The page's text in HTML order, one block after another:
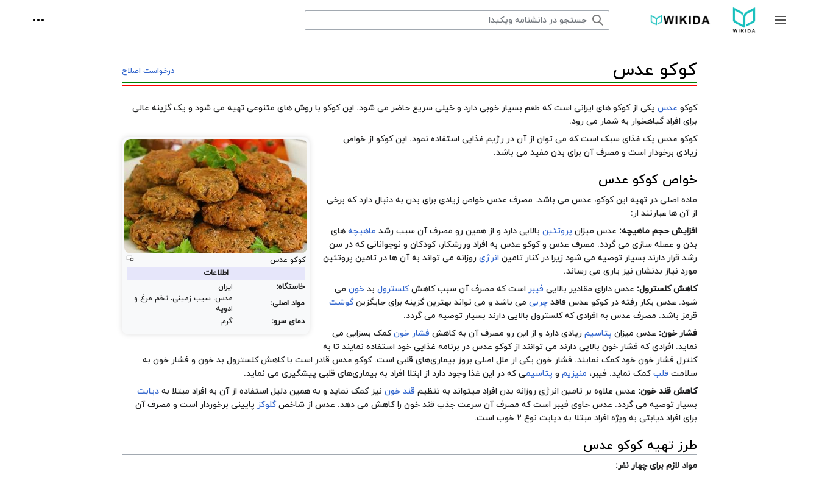
جمع و باز کردن نوار کناری ابزارهای
درخواست اصلاح کوکو عدس
کوکو عدس یکی از کوکو های ایرانی است که طعم بسیار خوبی دارد و خیلی سریع حاضر می شود. این کوکو با روش های متنوعی تهیه می شود و یک گزینه عالی
برای افراد گیاهخوار به شمار می رود.
کوکو عدس
اطلاعات
خاستگاه:
ایران
مواد اصلی:
عدس، سیب زمینی، تخم مرغ و
ادویه
دمای سرو:
گرم
کوکو عدس یک غذای سبک است که می توان از آن در رژیم غذایی استفاده نمود. این کوکو از خواص
زیادی برخودار است و مصرف آن برای بدن مفید می باشد.
خواص کوکو عدس
ماده اصلی در تهیه این کوکو، عدس می باشد. مصرف عدس خواص زیادی برای بدن به دنبال دارد که برخی
از آن ها عبارتند از:
افزایش حجم ماهیچه: عدس میزان پروتئین بالایی دارد و از همین رو مصرف آن سبب رشد ماهیچه های
بدن و عضله سازی می گردد. مصرف عدس و کوکو عدس به افراد ورزشکار، کودکان و نوجوانانی که در سن
رشد قرار دارند بسیار توصیه می شود زیرا در کنار تامین انرژی روزانه می تواند به آن ها در تامین پروتئین
مورد نیاز بدنشان نیز یاری می رساند.
کاهش کلسترول: عدس دارای مقادیر بالایی فیبر است که مصرف آن سبب کاهشکلسترول بد خون می
شود. عدس بکار رفته در کوکو عدس فاقد چربی می باشد و می تواند بهترین گزینه برای جایگزینگوشت
قرمز باشد. مصرف عدس به افرادی که کلسترول بالایی دارند بسیار توصیه می گردد.
فشار خون: عدس میزان پتاسیم زیادی دارد و از این رو مصرف آن به کاهش فشار خونکمک بسزایی می
نماید. افرادی که فشار خون بالایی دارند می توانند از کوکو عدس در برنامه غذایی خود استفاده نمایند تا به
کنترل فشار خون خود کمک نمایند. فشار خون یکی از علل اصلی بروز بیماری‌های قلبی است. کوکو عدس قادر است با کاهش کلسترول بد خون و فشار خون به
سلامت قلبکمک نماید. فیبر، منیزیم و پتاسیمی که در این غذا وجود دارد از ابتلا افراد به بیماری‌های قلبی پیشگیری می نماید.
کاهش قند خون: عدس علاوه بر تامین انرژی روزانه بدن افراد میتواند به تنظیم قند خون نیز کمک نماید و به همین دلیل استفاده از آن به افراد مبتلا به دیابت
بسیار توصیه می گردد. عدس حاوی فیبر است که مصرف آن سرعت جذب قند خون را کاهش می دهد. عدس از شاخصگلوکز پایینی برخوردار است و مصرف آن
برای افراد دیابتی به ویژه افراد مبتلا به دیابت نوع 2 خوب است.
طرز تهیه کوکو عدس
مواد لازم برای چهار نفر: